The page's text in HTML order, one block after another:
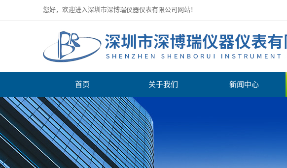
您好，欢迎进入深圳市深博瑞仪器仪表有限公司网站！
首页 关于我们 新闻中心